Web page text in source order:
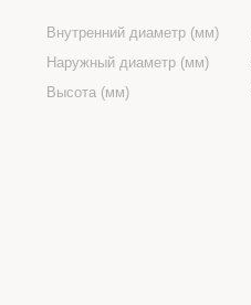
Внутренний диаметр (мм)
Наружный диаметр (мм)
Высота (мм)